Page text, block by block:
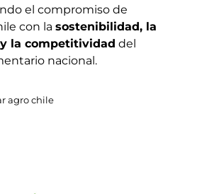
el compromiso de
con la sostenibilidad, la
la competitividad del
nacional.
agro chile